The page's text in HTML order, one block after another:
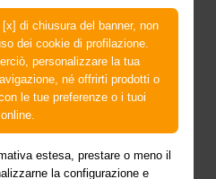
di chiusura del banner, non
dei cookie di profilazione.
personalizzare la tua
né offrirti prodotti o
le tue preferenze o i tuoi
estesa, prestare o meno il
la configurazione e
verificatisi
giorno 2
2023 nel
province